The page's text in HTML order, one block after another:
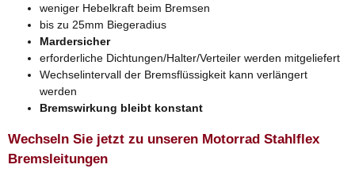
weniger Hebelkraft beim Bremsen
bis zu 25mm Biegeradius
Mardersicher
erforderliche Dichtungen/Halter/Verteiler werden mitgeliefert
Wechselintervall der Bremsflüssigkeit kann verlängert
werden
Bremswirkung bleibt konstant
Wechseln Sie jetzt zu unseren Motorrad Stahlflex
Bremsleitungen